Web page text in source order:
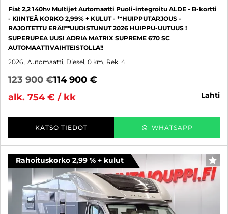
Fiat 2,2 140hv Multijet Automaatti Puoli-integroitu ALDE - B-kortti
- KIINTEÄ KORKO 2,99% + KULUT - **HUIPPUTARJOUS -
RAJOITETTU ERÄ!!**UUDISTUNUT 2026 HUIPPU-UUTUUS !
SUPERUPEA UUSI ADRIA MATRIX SUPREME 670 SC
AUTOMAATTIVAIHTEISTOLLA!!
2026 , Automaatti, Diesel, 0 km, Rek. 4
123 900 €114 900 €
alk. 754 € / kk
lahti
KATSO TIEDOT WHATSAPP
Rahoituskorko 2,99 % + kulut